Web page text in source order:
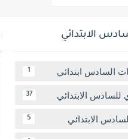
الابتدائي
السادس ابتدائي 1
للسادس الابتدائي 37
الابتدائي 5